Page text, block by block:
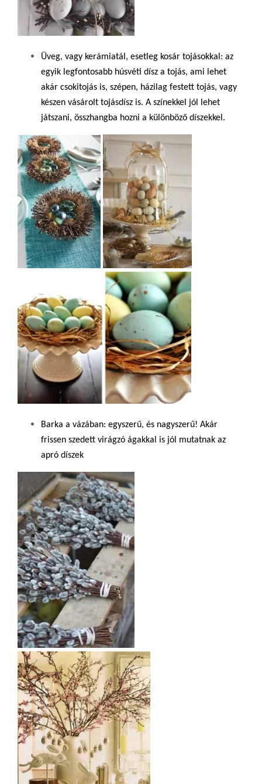
Üveg, vagy kerámiatál, esetleg kosár tojásokkal: az
egyik legfontosabb húsvéti dísz a tojás, ami lehet
akár csokitojás is, szépen, házilag festett tojás, vagy
készen vásárolt tojásdísz is. A színekkel jól lehet
játszani, összhangba hozni a különböző díszekkel.
Barka a vázában: egyszerű, és nagyszerű! Akár
frissen szedett virágzó ágakkal is jól mutatnak az
apró díszek